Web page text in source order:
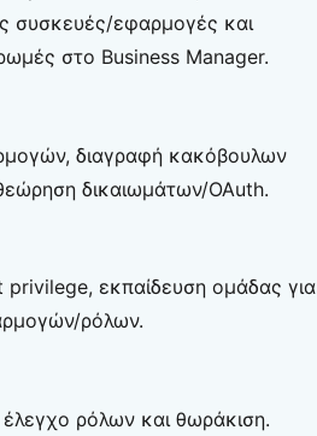
συσκευές/εφαρμογές και
στο Business Manager.
διαγραφή κακόβουλων
δικαιωμάτων/OAuth.
εκπαίδευση ομάδας για
ρόλων.
ρόλων και θωράκιση.